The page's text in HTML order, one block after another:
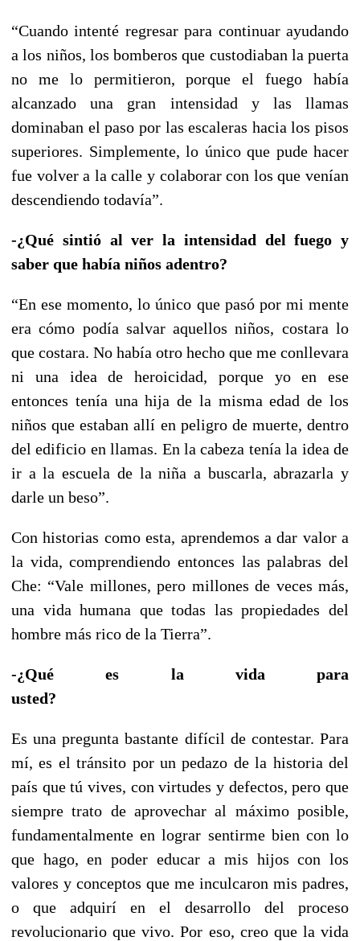
“Cuando intenté regresar para continuar ayudando
a los niños, los bomberos que custodiaban la puerta
no me lo permitieron, porque el fuego había
alcanzado una gran intensidad y las llamas
dominaban el paso por las escaleras hacia los pisos
superiores. Simplemente, lo único que pude hacer
fue volver a la calle y colaborar con los que venían
descendiendo todavía”.
-¿Qué sintió al ver la intensidad del fuego y
saber que había niños adentro?
“En ese momento, lo único que pasó por mi mente
era cómo podía salvar aquellos niños, costara lo
que costara. No había otro hecho que me conllevara
ni una idea de heroicidad, porque yo en ese
entonces tenía una hija de la misma edad de los
niños que estaban allí en peligro de muerte, dentro
del edificio en llamas. En la cabeza tenía la idea de
ir a la escuela de la niña a buscarla, abrazarla y
darle un beso”.
Con historias como esta, aprendemos a dar valor a
la vida, comprendiendo entonces las palabras del
Che: “Vale millones, pero millones de veces más,
una vida humana que todas las propiedades del
hombre más rico de la Tierra”.
-¿Qué es la vida para
usted?
Es una pregunta bastante difícil de contestar. Para
mí, es el tránsito por un pedazo de la historia del
país que tú vives, con virtudes y defectos, pero que
siempre trato de aprovechar al máximo posible,
fundamentalmente en lograr sentirme bien con lo
que hago, en poder educar a mis hijos con los
valores y conceptos que me inculcaron mis padres,
o que adquirí en el desarrollo del proceso
revolucionario que vivo. Por eso, creo que la vida